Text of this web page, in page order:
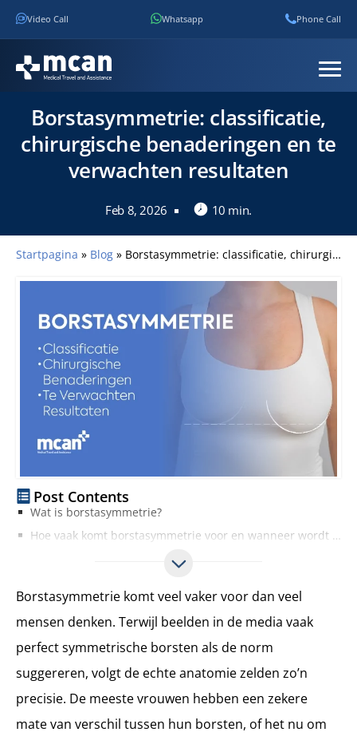
Video Call Whatsapp Phone Call
Borstasymmetrie: classificatie,
chirurgische benaderingen en te
verwachten resultaten
Feb 8, 2026 10 min.
Startpagina » Blog » Borstasymmetrie: classificatie, chirurgische benaderingen en te verwachten resultaten
Post Contents
Wat is borstasymmetrie?
Hoe vaak komt borstasymmetrie voor en wanneer wordt het een zorg?
Classificatie van borstasymmetrie
Vorm-asymmetrie
Positie-asymmetrie
Borstkas- of skeletasymmetrie
Oorzaken van borstasymmetrie
Hoe borstasymmetrie wordt geëvalueerd
Chirurgische benaderingen voor borstasymmetrie
Borstasymmetrie komt veel vaker voor dan veel
mensen denken. Terwijl beelden in de media vaak
perfect symmetrische borsten als de norm
suggereren, volgt de echte anatomie zelden zo’n
precisie. De meeste vrouwen hebben een zekere
mate van verschil tussen hun borsten, of het nu om